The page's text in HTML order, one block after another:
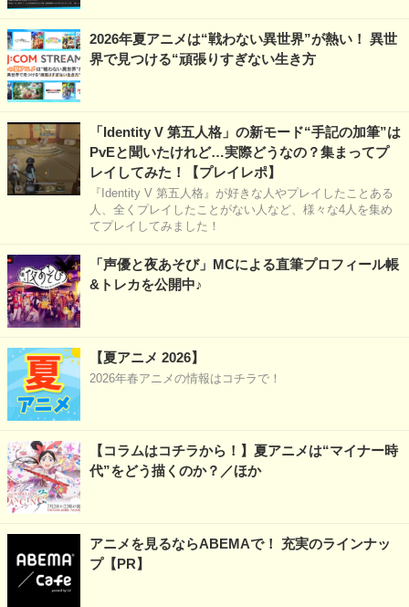
2026年夏アニメは“戦わない異世界”が熱い！ 異世
界で見つける“頑張りすぎない生き方
「Identity V 第五人格」の新モード“手記の加筆”は
PvEと聞いたけれど…実際どうなの？集まってプ
レイしてみた！【プレイレポ】
『Identity V 第五人格』が好きな人やプレイしたことある
人、全くプレイしたことがない人など、様々な4人を集め
てプレイしてみました！
「声優と夜あそび」MCによる直筆プロフィール帳
&トレカを公開中♪
【夏アニメ 2026】
2026年春アニメの情報はコチラで！
【コラムはコチラから！】夏アニメは“マイナー時
代”をどう描くのか？／ほか
アニメを見るならABEMAで！ 充実のラインナッ
プ【PR】